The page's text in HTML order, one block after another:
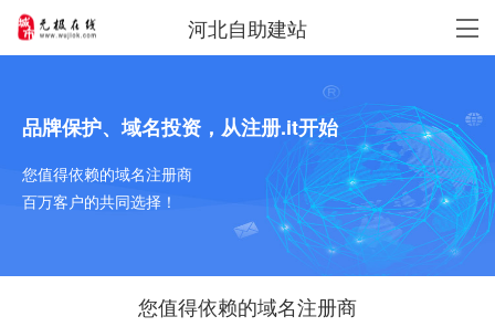
河北自助建站
品牌保护、域名投资，从注册.it开始
您值得依赖的域名注册商
百万客户的共同选择！
您值得依赖的域名注册商